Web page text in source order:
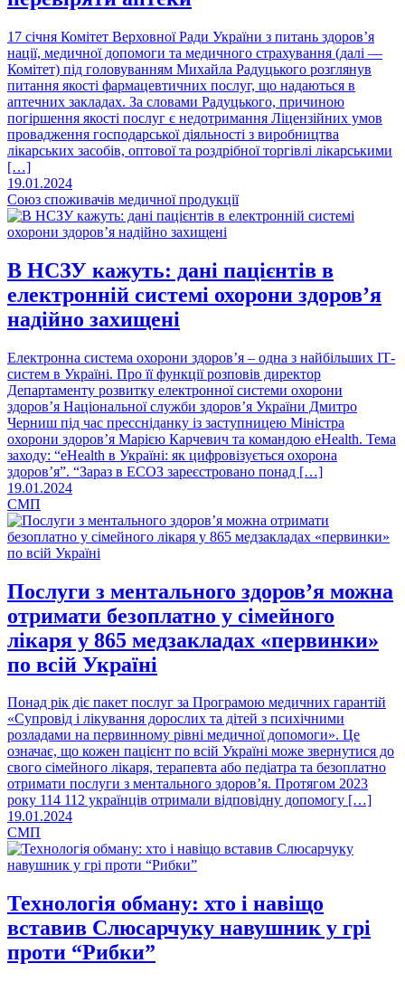
17 січня Комітет Верховної Ради України з питань здоров’я
нації, медичної допомоги та медичного страхування (далі —
Комітет) під головуванням Михайла Радуцького розглянув
питання якості фармацевтичних послуг, що надаються в
аптечних закладах. За словами Радуцького, причиною
погіршення якості послуг є недотримання Ліцензійних умов
провадження господарської діяльності з виробництва
лікарських засобів, оптової та роздрібної торгівлі лікарськими
[…]
19.01.2024
Союз споживачів медичної продукції
В НСЗУ кажуть: дані пацієнтів в
електронній системі охорони здоров’я
надійно захищені
Електронна система охорони здоров’я – одна з найбільших ІТ-
систем в Україні. Про її функції розповів директор
Департаменту розвитку електронної системи охорони
здоров’я Національної служби здоров’я України Дмитро
Черниш під час прессніданку із заступницею Міністра
охорони здоров’я Марією Карчевич та командою eHealth. Тема
заходу: “eHealth в Україні: як цифровізується охорона
здоров’я”. “Зараз в ЕСОЗ зареєстровано понад […]
19.01.2024
СМП
Послуги з ментального здоров’я можна
отримати безоплатно у сімейного
лікаря у 865 медзакладах «первинки»
по всій Україні
Понад рік діє пакет послуг за Програмою медичних гарантій
«Супровід і лікування дорослих та дітей з психічними
розладами на первинному рівні медичної допомоги». Це
означає, що кожен пацієнт по всій Україні може звернутися до
свого сімейного лікаря, терапевта або педіатра та безоплатно
отримати послуги з ментального здоровʼя. Протягом 2023
року 114 112 українців отримали відповідну допомогу […]
19.01.2024
СМП
Технологія обману: хто і навіщо
вставив Слюсарчуку навушник у грі
проти “Рибки”